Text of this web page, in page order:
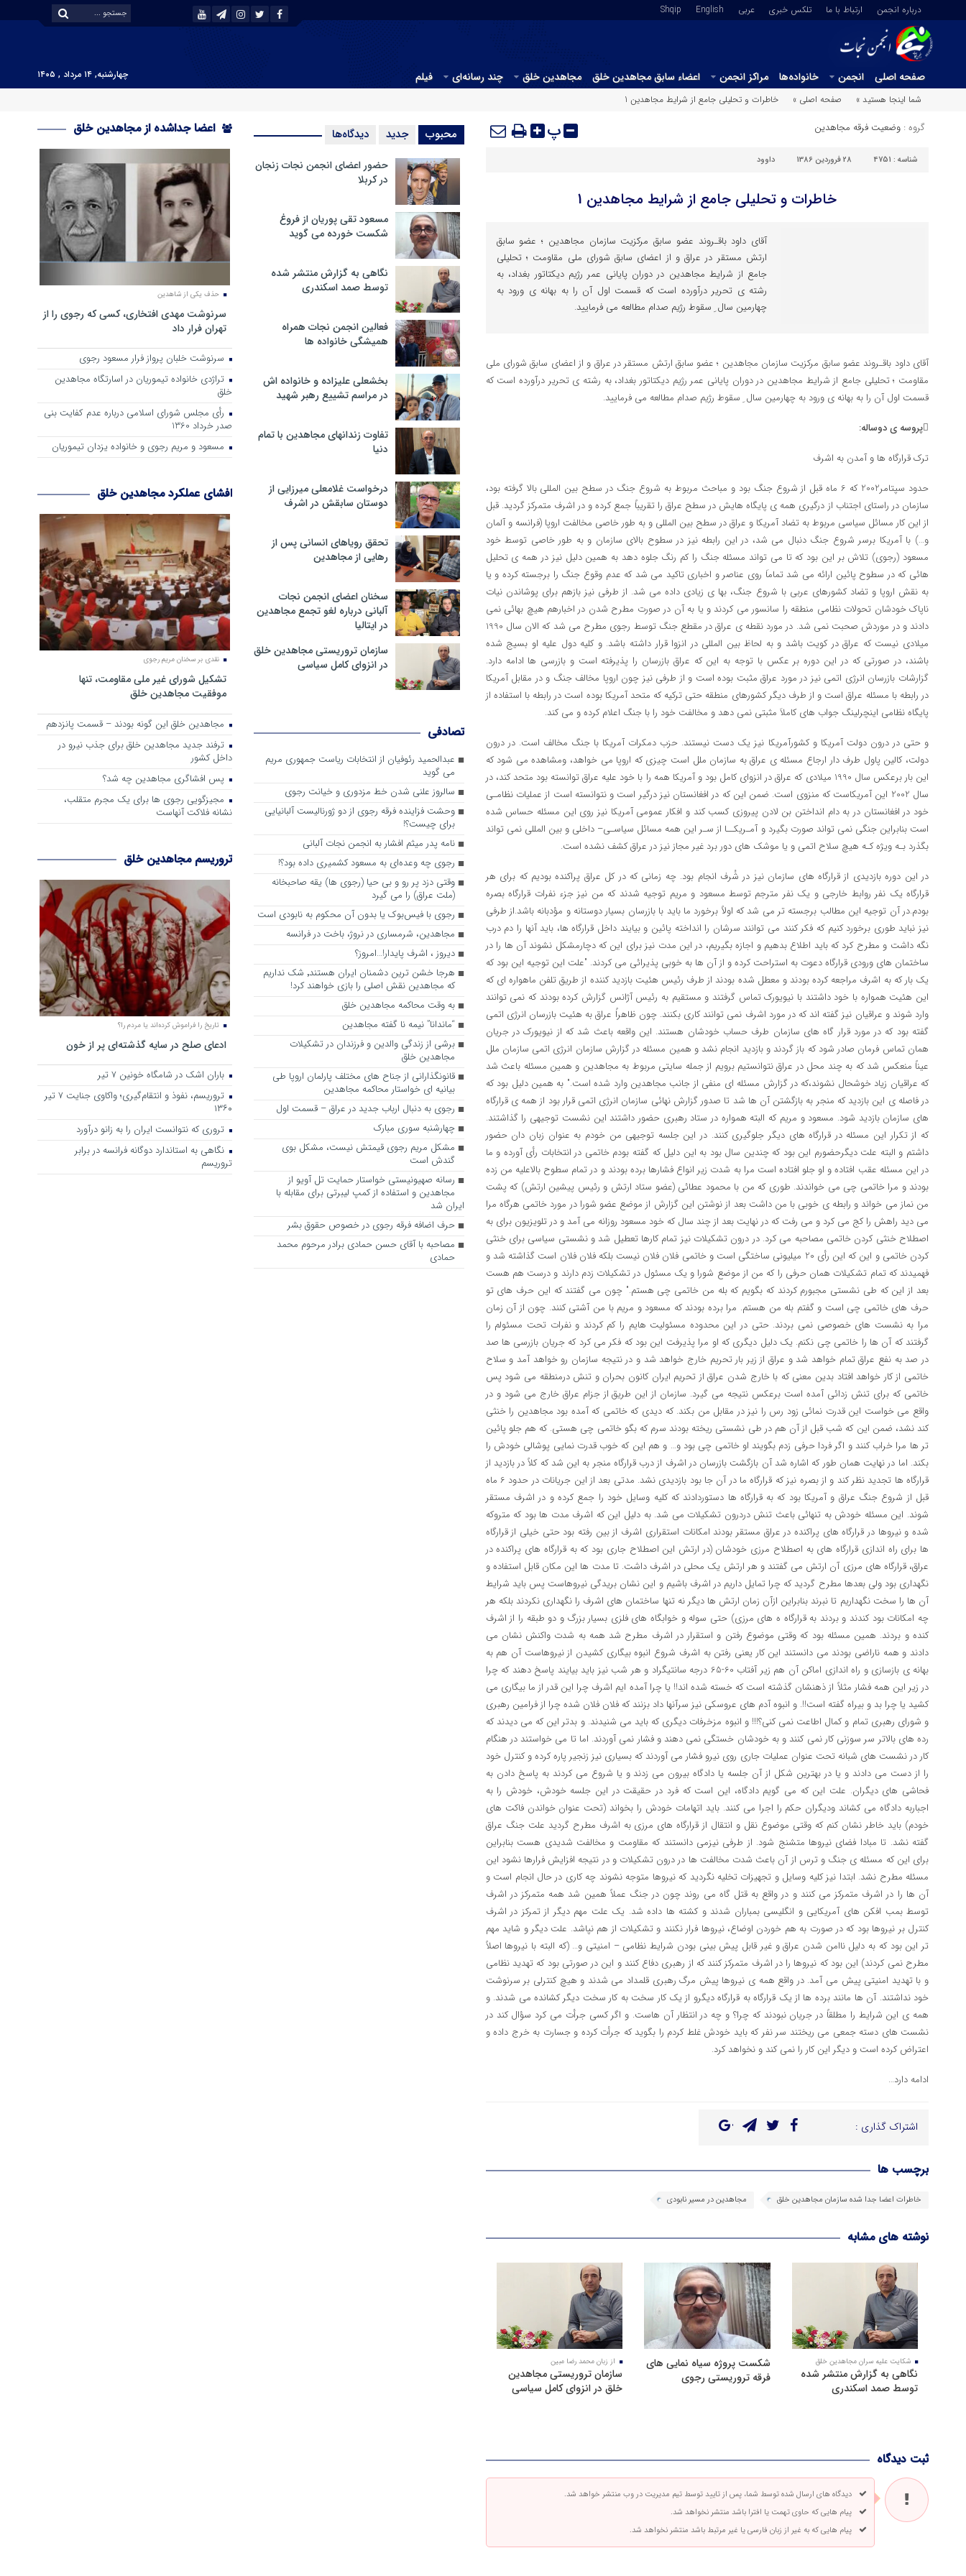
درباره انجمن ارتباط با ما تلکس خبری عربي English
Shqip
صفحه اصلی انجمن خانواده‌ها مراکز انجمن اعضاء سابق مجاهدین خلق مجاهدین خلق چند رسانه‌ای فیلم
چهارشنبه, ۱۴ مرداد , ۱۴۰۵
شما اینجا هستید »
صفحه اصلی » خاطرات و تحلیلی جامع از شرایط مجاهدین 1
گروه : وضعیت فرقه مجاهدین پ
شناسه : 4751 28 فروردین 1386 داوود
خاطرات و تحلیلی جامع از شرایط مجاهدین 1
آقای داود باقـروند عضو سابق مرکزیت سازمان مجاهدین ؛ عضو سابق
ارتش مستقر در عراق و از اعضای سابق شورای ملی مقاومت ؛ تحلیلی
جامع از شرایط مجاهدین در دوران پایانی عمر رژیم دیکتاتور بغداد، به
رشته ی تحریر درآورده است که قسمت اول آن را به بهانه ی ورود به
چهارمین سال ِ سقوط رژیم صدام مطالعه می فرمایید.
آقای داود باقـروند عضو سابق مرکزیت سازمان مجاهدین ؛ عضو سابق ارتش مستقر در عراق و از اعضای سابق شورای ملی
مقاومت ؛ تحلیلی جامع از شرایط مجاهدین در دوران پایانی عمر رژیم دیکتاتور بغداد، به رشته ی تحریر درآورده است که
قسمت اول آن را به بهانه ی ورود به چهارمین سال ِ سقوط رژیم صدام مطالعه می فرمایید.
پروسه ی دوساله:
ترک قرارگاه ها و آمدن به اشرف
حدود سپتامر2002 که 6 ماه قبل از شروع جنگ بود و مباحث مربوط به شروع جنگ در سطح بین المللی بالا گرفته بود،
سازمان در راستای اجتناب از درگیری همه ی پایگاه هایش در سطح عراق را تقریباً جمع کرده و در اشرف متمرکز گردید. قبل
از این کار مسائل سیاسی مربوط به تضاد آمریکا و عراق در سطح بین المللی و به طور خاصی مخالفت اروپا (فرانسه و آلمان
و…) با آمریکا برسر شروع جنگ دنبال می شد، در این رابطه نیز در سطوح بالای سازمان و به طور خاصی توسط خود
مسعود (رجوی) تلاش بر این بود که تا می تواند مسئله جنگ را کم رنگ جلوه دهد به همین دلیل نیز در همه ی تحلیل
هائی که در سطوح پائین ارائه می شد تماماَ روی عناصر و اخباری تاکید می شد که عدم وقوع جنگ را برجسته کرده و یا
به نقش اروپا و تضاد کشورهای عربی با شروع جنگ، بها ی زیادی داده می شد. از طرفی نیز بازهم برای پوشاندن نیات
ناپاک خودشان تحولات نظامی منطقه را سانسور می کردند و یا به آن در صورت مطرح شدن در اخبارهم هیچ بهائی نمی
دادند و در موردش صحبت نمی شد. در مورد نقطه ی عراق در مقطع جنگ توسط رجوی مطرح می شد که الان سال 1990
میلادی نیست که عراق در کویت باشد و به لحاظ بین المللی در انزوا قرار داشته باشد. و کلیه دول علیه او بسیج شده
باشند، در صورتی که در این دوره بر عکس با توجه به این که عراق بازرسان را پذیرفته است و بازرسی ها ادامه دارد.
گزارشات بازرسان انرژی اتمی نیز در مورد عراق مثبت بوده است و از طرفی نیز چون اروپا مخالف جنگ و در مقابل آمریکا
در رابطه با مسئله عراق است و از طرف دیگر کشورهای منطقه حتی ترکیه که متحد آمریکا بوده است در رابطه با استفاده از
پایگاه نظامی اینچرلینگ جواب های کاملاَ مثبتی نمی دهد و مخالفت خود را با جنگ اعلام کرده و می کند.
و حتی در درون دولت آمریکا و کشورآمریکا نیز یک دست نیستند. حزب دمکرات آمریکا با جنگ مخالف است. در درون
دولت، کالین پاول طرف دار ارجاع مسئله ی عراق به سازمان ملل است چیزی که اروپا می خواهد، ومشاهده می شود که
این بار برعکس سال 1990 میلادی که عراق در انزوای کامل بود و آمریکا همه را با خود علیه عراق توانسته بود متحد کند، در
سال 2002 این آمریکاست که منزوی است. ضمن این که در افغانستان نیز درگیر است و نتوانسته است از عملیات نظامـی
خود در افغانستان در به دام انداختن بن لادن پیروزی کسب کند و افکار عمومی آمریکا نیز روی این مسئله حساس شده
است بنابراین جنگی نمی تواند صورت بگیرد و آمـریکــا از سـر این همه مسائل سیاسـی– داخلی و بین المللی نمی تواند
بگذرد بـه ویژه کـه هیچ سلاح اتمی و یا موشک های دور برد غیر مجاز نیز در عراق کشف نشده است.
در این دوره بازدیدی از قرارگاه های سازمان نیز در شُرف انجام بود. چه زمانی که در کل عراق پراکنده بودیم که برای هر
قرارگاه یک نفر روابط خارجی و یک نفر مترجم توسط مسعود و مریم توجیه شدند که من نیز جزء نفرات قرارگاه بصره
بودم.در آن توجیه این مطالب برجسته تر می شد که اولاً برخورد ما باید با بازرسان بسیار دوستانه و مؤدبانه باشد.از طرفی
نیز نباید طوری برخورد کنیم که فکر کنند می توانند سرشان را انداخته پائین و بیایند داخل قرارگاه ها، باید آنها را دم درب
نگه داشت و مطرح کرد که باید اطلاع بدهیم و اجازه بگیریم، در این مدت نیز برای این که دچارمشکل نشوند آن ها را در
ساختمان های ورودی قرارگاه دعوت به استراحت کرده و از آن ها به خوبی پذیرائی می کردند. "علت این توجیه این بود که
یک بار که به اشرف مراجعه کرده بودند و معطل شده بودند از طرف رئیس هئیت بازدید کننده از طریق تلفن ماهواره ای که
این هئیت همواره با خود داشتند با نیویورک تماس گرفتند و مستقیم به رئیس آژانس گزارش کرده بودند که نمی توانند
وارد شوند و عراقیان نیز گفته اند که در مورد اشرف نمی توانند کاری بکنند. چون ظاهراً عراق به هئیت بازرسان انرژی اتمی
گفته بود که در مورد قرار گاه های سازمان طرف حساب خودشان هستند. این واقعه باعث شد که از نیویورک در جریان
همان تماس فرمان صادر شود که باز گردند و بازدید انجام نشد و همین مسئله در گزارش سازمان انرژی اتمی سازمان ملل
عیناً منعکس شد که به چند محل در عراق نتوانستیم برویم از جمله سایتی مربوط به مجاهدین و همین مسئله باعث شد
که عراقیان زیاد خوشحال نشوند،که در گزارش مسئله ای منفی از جانب مجاهدین وارد شده است." به همین دلیل بود که
در فاصله ی این بازدید که منجر به بازگشتن آن ها شد تا صدور گزارش نهائی سازمان انرژی اتمی قرار بود از همه ی قرارگاه
های سازمان بازدید شود. مسعود و مریم که البته همواره در ستاد رهبری حضور داشتند این نشست توجیهی را گذاشتند.
که از تکرار این مسئله در قرارگاه های دیگر جلوگیری کنند. در این جلسه توجیهی من خودم به عنوان زبان دان حضور
داشتم و البته علت دیگرحضورم این بود که چندین سال بود به این دلیل که گفته بودم خاتمی در انتخابات رأی آورده و ما
در این مسئله عقب افتاده و او جلو افتاده است مرا به شدت زیر انواع فشارها برده بودند و در تمام سطوح بالاعلیه من زده
بودند و مرا خاتمی چی می خواندند. طوری که من با محمود عطائی (عضو ستاد ارتش و رئیس پیشین ارتش) که پشت
من نماز می خواند و رابطه ی خوبی با من داشت بعد از نوشتن این گزارش از موضع عضو شورا در مورد خاتمی هرگاه مرا
می دید راهش را کج می کرد و می رفت که در نهایت بعد از چند سال که خود مسعود روزانه می آمد و در تلویزیون برای به
اصطلاح خنثی کردن خاتمی مصاحبه می کرد. در درون تشکیلات نیز تمام کارها تعطیل شد و نشستی سیاسی برای خنثی
کردن خاتمی و این که این رأی 20 میلیونی ساختگی است و خاتمی فلان فلان نیست بلکه فلان فلان است گذاشته شد و
فهمیدند که تمام تشکیلات همان حرفی را که من از موضع شورا و یک مسئول در تشکیلات زدم دارند و درست هم هست
بعد از این که طی نشستی مجبورم کردند که بگویم که بله من خاتمی چی هستم." چون می گفتند که این حرف های تو
حرف های خاتمی چی است و گفتم بله من هستم. مرا برده بودند که مسعود و مریم با من آشتی کنند. چون از آن زمان
مرا به نشست های خصوصی نمی بردند. حتی در این محدوده مسئولیت هایم را کم کردند و نفرات تحت مسئولم را
گرفتند که آن ها را خاتمی چی نکنم. یک دلیل دیگری که او مرا پذیرفت این بود که فکر می کرد که جریان بازرسی ها صد
در صد به نفع عراق تمام خواهد شد و عراق از زیر بار تحریم خارج خواهد شد و در نتیجه سازمان رو خواهد آمد و سلاح
خاتمی از کار خواهد افتاد بدین معنی که با خارج شدن عراق از تحریم ایران کانون بحران و تنش درمنطقه می شود پس
خاتمی که برای تنش زدائی آمده است برعکس نتیجه می گیرد. سازمان از این طریق از جزام عراق خارج می شود و در
واقع می خواست این قدرت نمائی زود رس را نیز در مقابل من بکند. که دیدی که خاتمی که آمده بود مجاهدین را خنثی
کند نشد، ضمن این که شب قبل از آن هم در طی نشستی ریخته بودند سرم که بگو خاتمی چی هستی. که هم جلو پائین
تر ها مرا خراب کنند و اگر فردا حرفی زدم بگویند او خاتمی چی بود و… و هم این که خوب قدرت نمایی پوشالی خودش را
بکند. اما در نهایت همان طور که اشاره شد آن بازگشت بازرسان در اشرف از درب قرارگاه منجر به این شد که کلاً در بازدید از
قرارگاه ها تجدید نظر کند و از بصره نیز که قرارگاه ما در آن جا بود بازدیدی نشد. مدتی بعد از این جریانات در حدود 6 ماه
قبل از شروع جنگ عراق و آمریکا بود که به قرارگاه ها دستوردادند که کلیه وسایل خود را جمع کرده و در اشرف مستقر
شوند. این مسئله خودش به تنهائی باعث تنش دردرون تشکیلات می شد. به دلیل این که اشرف مدت ها بود که متروکه
شده و نیروها در قرارگاه های پراکنده در عراق مستقر بودند امکانات استقراری اشرف از بین رفته بود حتی خیلی از قرارگاه
ها برای راه اندازی قرارگاه های به اصطلاح مرزی خودشان (در ارتش این اصطلاح جاری بود که به قرارگاه های پراکنده در
عراق، قرارگاه های مرزی آن ارتش می گفتند و هر ارتش یک محلی در اشرف داشت. تا مدت ها این مکان قابل استفاده و
نگهداری بود ولی بعدها مطرح گردید که چرا تمایل داریم در اشرف باشیم و این نشان بریدگی نیروهاست پس باید شرایط
آن ها را سخت نگهداریم تا نبرند بنابراین ازآن زمان ارتش ها دیگر نه تنها ساختمان های اشرف را نگهداری نکردند بلکه هر
چه امکانات بود کندند و بردند به قرارگاه ه های مرزی) حتی سوله و خوابگاه های فلزی بسیار بزرگ و دو طبقه را از اشرف
کنده و بردند. همین مسئله بود که وقتی موضوع رفتن و استقرار در اشرف مطرح شد همه به شدت واکنش نشان می
دادند و همه ناراضی بودند می دانستند این کار یعنی رفتن به اشرف شروع انبوه بیگاری کشیدن از نیروهاست آن هم به
بهانه ی بازسازی و راه اندازی اماکن آن هم زیر آفتاب 60-65 درجه سانتیگراد و هر شب نیز باید بیایند پاسخ دهند که چرا
در زیر این همه فشار مثلاً از ذهنشان گذشته است که خسته شده اند!! یا چرا آمده ایم اشرف چرا این قدر از ما بیگاری می
کشید یا چرا بد و بیراه گفته است!!. و انبوه آدم های عروسکی نیز سرآنها داد بزنند که فلان فلان شده چرا از فرامین رهبری
و شورای رهبری تمام و کمال اطاعت نمی کنی؟!!! و انبوه مزخرفات دیگری که باید می شنیدند. و بدتر این که می دیدند که
رده های بالاتر سر سوزنی کار نمی کنند و به خودشان خستگی نمی دهند و فشار نمی آوردند. اما تا می خواستند در هنگام
کار در نشست های شبانه تحت عنوان عملیات جاری روی نیرو فشار می آوردند که بسیاری نیز زنجیر پاره کرده و کنترل خود
را از دست می دادند و یا در بهترین شکل از آن جلسه یا دادگاه بیرون می زدند و یا شروع می کردند به پاسخ دادن به
فحاشی های دیگران. علت این که می گویم دادگاه، این است که فرد در حقیقت در این جلسه خودش، خودش را به
اجباربه دادگاه می کشاند ودیگران حکم را اجرا می کنند. باید اتهامات خودش را بخواند (تحت عنوان خواندن فاکت های
خودم) باید خاطر نشان کنم که وقتی موضوع نقل و انتقال از قرارگاه های مرزی به اشرف مطرح گردید علت جنگ عراق
گفته نشد. تا مبادا فضای نیروها متشنج شود. از طرفی نیزمی دانستند که مقاومت و مخالفت شدیدی هست بنابراین
برای این که مسئله ی جنگ و ترس از آن باعث شدت مخالفت ها در درون تشکیلات و در نتیجه افزایش فرارها نشود این
مسئله مطرح نشد. ابتدا نیز کلیه وسایل و تجهیزات تخلیه نگردید که نیروها متوجه نشوند چه کاری در حال انجام است و
آن ها را در اشرف متمرکز می کنند و در واقع به قتل گاه می روند چون در جنگ عملاً همین شد همه متمرکز در اشرف
توسط بمب افکن های آمریکایی و انگلیسی بمباران شدند و کشته ها داده شد. یک علت مهم دیگر از تمرکز در اشرف
کنترل بر نیروها بود که در صورت به هم خوردن اوضاع، نیروها فرار نکنند و تشکیلات از هم نپاشد. علت دیگر و شاید مهم
تر این بود که به دلیل ناامن شدن عراق و غیر قابل پیش بینی بودن شرایط نظامی – امنیتی و… (که البته با نیروها اصلاً
مطرح نمی کردند) این بود که نیروها را در اشرف متمرکز کنند که از رهبری دفاع کنند و این در صورتی بود که تهدید نظامی
و با تهدید امنیتی پیش می آمد. در واقع همه ی نیروها پیش مرگ رهبری قلمداد می شدند و هیچ کنترلی بر سرنوشت
خود نداشتند. آن ها مانند برده ها از یک قرارگاه به قرارگاه دیگرو از یک کار سخت به کار سخت دیگر کشانده می شدند. و
همه ی این شرایط را مطلقاً در جریان نبودند که چرا؟ و چه در انتظار آن هاست. و اگر کسی جرأت می کرد سؤال کند در
نشست های دسته جمعی می ریختند سر نفر که باید خودش غلط کردم را بگوید که جرأت کرده و جسارت به خرج داده و
اعتراض کرده است و دیگر این کار را نمی کند و نخواهد کرد.
ادامه دارد…
اشتراک گذاری :
برچسب ها
خاطرات اعضا جدا شده سازمان مجاهدین خلق مجاهدین در مسیر نابودی
نوشته های مشابه
شکایت علیه سران مجاهدین خلق
نگاهی به گزارش منتشر شده
توسط صمد اسکندری
شکست پروژه سیاه نمایی های
فرقه تروریستی رجوی
از زبان محمد رضا مبین
سازمان تروریستی مجاهدین
خلق در انزوای کامل سیاسی
ثبت دیدگاه
دیدگاه های ارسال شده توسط شما، پس از تایید توسط تیم مدیریت در وب منتشر خواهد شد.
پیام هایی که حاوی تهمت یا افترا باشد منتشر نخواهد شد.
پیام هایی که به غیر از زبان فارسی یا غیر مرتبط باشد منتشر نخواهد شد.
محبوب جدید دیدگاه‌ها
حضور اعضای انجمن نجات زنجان
در کربلا
مسعود تقی پوریان از فروغ
شکست خورده می گوید
نگاهی به گزارش منتشر شده
توسط صمد اسکندری
فعالین انجمن نجات همراه
همیشگی خانواده ها
بخشعلی علیزاده و خانواده اش
در مراسم تشییع رهبر شهید
تفاوت زندانهای مجاهدین با تمام
دنیا
درخواست غلامعلی میرزایی از
دوستان سابقش در اشرف
تحقق رویاهای انسانی پس از
رهایی از مجاهدین
سخنان اعضای انجمن نجات
آلبانی درباره لغو تجمع مجاهدین
در ایتالیا
سازمان تروریستی مجاهدین خلق
در انزوای کامل سیاسی
تصادفی
عبدالحمید رئوفیان از انتخابات ریاست جمهوری مریم
می گوید
سالروز علنی شدن خط مزدوری و خیانت رجوی
وحشت فزاینده فرقه رجوی از دو ژورنالیست آلبانیایی
برای چیست؟!
نامه پدر میثم افشار به انجمن نجات آلبانی
رجوی چه وعده‌ای به مسعود کشمیری داده بود؟!
وقتی دزد پر رو و بی حیا (رجوی ها) یقه صاحبخانه
(ملت عراق) را می گیرد
رجوی با فیس‌بوک یا بدون آن محکوم به نابودی است
مجاهدین، شرم‎ساری در نروژ، باخت در فرانسه
ديروز ، اشرف پايدار!…امروز؟
هرجا خشن ترین دشمنان ایران هستند٬ شک نداریم
که مجاهدین نقش اصلی را بازی خواهند کرد!
به وقت محاکمه مجاهدین خلق
“ماندانا” نیمه نا گفته مجاهدین
برشی از زندگی والدین و فرزندان در تشکیلات
مجاهدین خلق
قانونگذارانی از جناح های مختلف پارلمان اروپا طی
بیانیه ای خواستار محاکمه مجاهدین
رجوی به دنبال ارباب جدید در عراق – قسمت اول
چهارشنبه سوری مبارک
مشکل مریم رجوی قیمتش نیست، مشکل بوی
گندش است
رسانه صهیونیستی خواستار حمایت تل آویو از
مجاهدین و استفاده از کمپ لیبرتی برای مقابله با
ایران شد
حرف اضافه فرقه رجوی در خصوص حقوق بشر
مصاحبه با آقای حسن حمادی برادر مرحوم محمد
حمادی
اعضا جداشده از مجاهدین خلق
حذف یکی از شاهدین
سرنوشت مهدی افتخاری، کسی که رجوی را از
تهران فرار داد
سرنوشت خلبان پرواز فرار مسعود رجوی
تراژدی خانواده تیموریان در اسارتگاه مجاهدین
خلق
رأی مجلس شورای اسلامی درباره عدم كفایت بنی
صدر خرداد 1360
مسعود و مریم رجوی و خانواده یزدان تیموریان
افشای عملکرد مجاهدین خلق
نقدی بر سخنان مریم رجوی
تشکیل شورای غیر ملی مقاومت، تنها
موفقیت مجاهدین خلق
مجاهدین خلق این گونه بودند – قسمت پانزدهم
ترفند جدید مجاهدین خلق برای جذب نیرو در
داخل کشور
پس افشاگری مجاهدین چه شد؟
مجیزگویی رجوی ها برای یک مجرم متقلب،
نشانه فلاکت آنهاست
تروریسم مجاهدین خلق
تاریخ را فراموش کرده‌اند یا مردم را؟
ادعای صلح در سایه گذشته‌ای پر از خون
باران اشک در شامگاه خونین 7 تیر
تروریسم، نفوذ و انتقام‌گیری؛ واکاوی جنایت ۷ تیر
۱۳۶۰
تروری که نتوانست ایران را به زانو درآورد
نگاهی به استاندارد دوگانه فرانسه در برابر
تروریسم